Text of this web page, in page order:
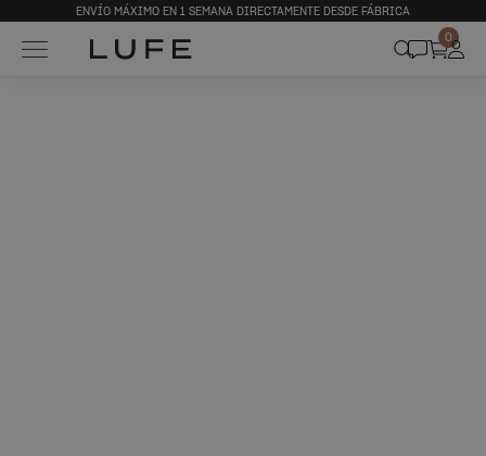
ENVÍO MÁXIMO EN 1 SEMANA DIRECTAMENTE DESDE FÁBRICA
0